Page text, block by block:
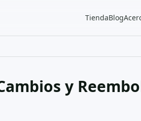
TiendaBlog
y